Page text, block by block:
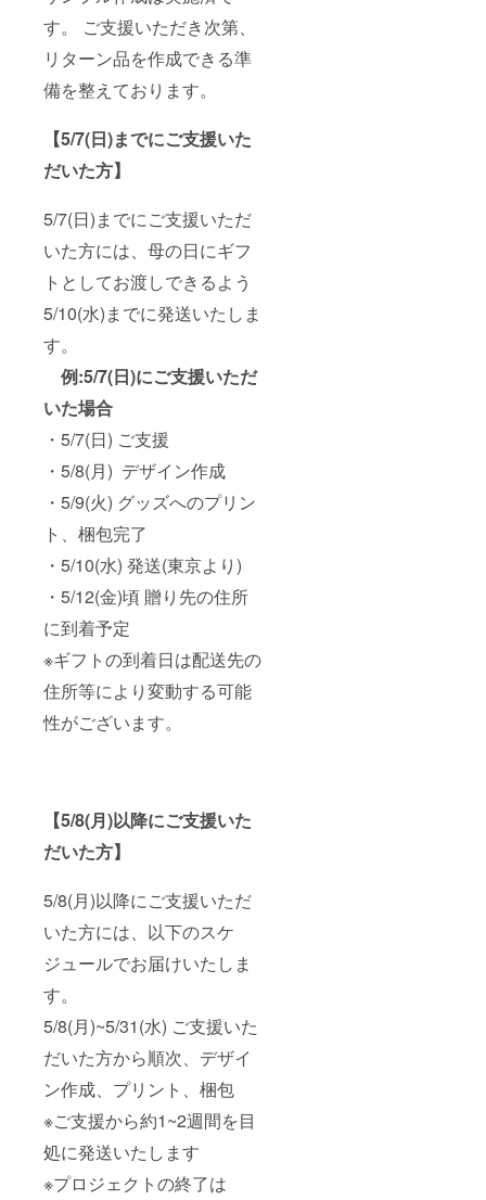
す。 ご支援いただき次第、
リターン品を作成できる準
備を整えております。
【5/7(日)までにご支援いた
だいた方】
5/7(日)までにご支援いただ
いた方には、母の日にギフ
トとしてお渡しできるよう
5/10(水)までに発送いたしま
す。
例:5/7(日)にご支援いただ
いた場合
・5/7(日) ご支援
・5/8(月) デザイン作成
・5/9(火) グッズへのプリン
ト、梱包完了
・5/10(水) 発送(東京より)
・5/12(金)頃 贈り先の住所
に到着予定
※ギフトの到着日は配送先の
住所等により変動する可能
性がございます。
【5/8(月)以降にご支援いた
だいた方】
5/8(月)以降にご支援いただ
いた方には、以下のスケ
ジュールでお届けいたしま
す。
5/8(月)~5/31(水) ご支援いた
だいた方から順次、デザイ
ン作成、プリント、梱包
※ご支援から約1~2週間を目
処に発送いたします
※プロジェクトの終了は